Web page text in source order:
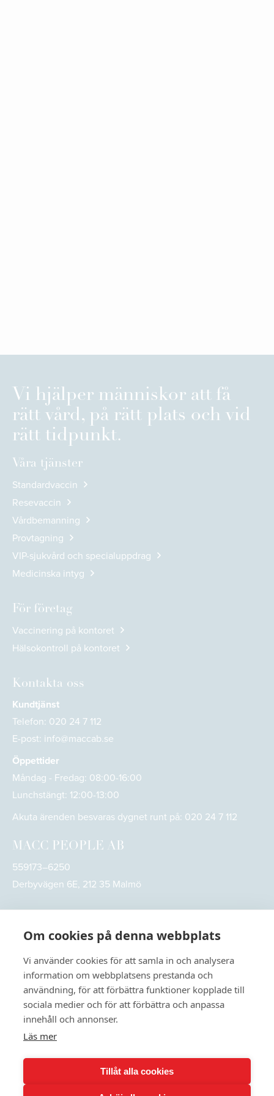
Vi hjälper människor att få
rätt vård, på rätt plats och vid
rätt tidpunkt.
Våra tjänster
Standardvaccin
Resevaccin
Vårdbemanning
Provtagning
VIP-sjukvård och specialuppdrag
Medicinska intyg
För företag
Vaccinering på kontoret
Hälsokontroll på kontoret
Kontakta oss
Kundtjänst
Telefon: 020 24 7 112
E-post: info@maccab.se
Öppettider
Måndag - Fredag: 08:00-16:00
Lunchstängt: 12:00-13:00
Akuta ärenden besvaras dygnet runt på: 020 24 7 112
MACC PEOPLE AB
559173–6250
Derbyvägen 6E, 212 35 Malmö
MACC People. All rights reserved
Om cookies på denna webbplats
Vi använder cookies för att samla in och analysera
information om webbplatsens prestanda och
användning, för att förbättra funktioner kopplade till
sociala medier och för att förbättra och anpassa
innehåll och annonser.
Läs mer
Tillåt alla cookies